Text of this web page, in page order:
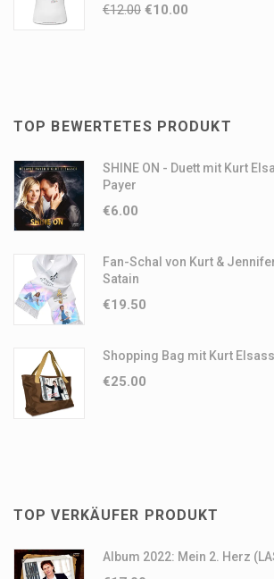
€12.00 €10.00
TOP BEWERTETES PRODUKT
SHINE ON - Duett mit Kurt
Payer
€6.00
Fan-Schal von Kurt &
Satain
€19.50
Shopping Bag mit Kurt
€25.00
TOP VERKÄUFER PRODUKT
Album 2022: Mein 2. Herz